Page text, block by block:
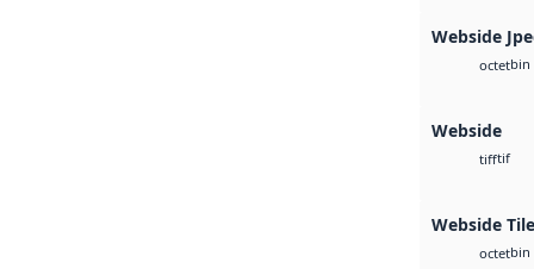
Webside
octetbin
Webside
tifftif
Webside
octetbin